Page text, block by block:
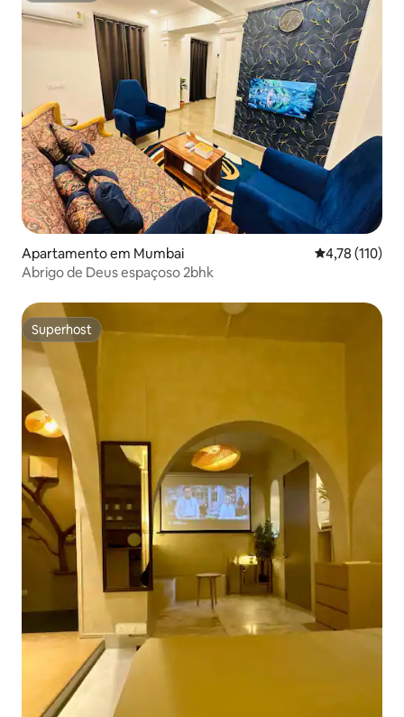
Apartamento em Mumbai Classificação
4,78 (110)
Abrigo de Deus espaçoso 2bhk
Superhost
Superhost